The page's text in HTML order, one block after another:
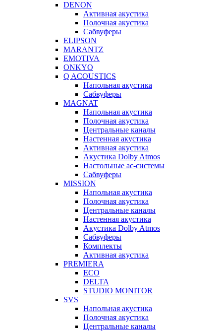
DENON
Активная акустика
Полочная акустика
Сабвуферы
ELIPSON
MARANTZ
EMOTIVA
ONKYO
Q ACOUSTICS
Напольная акустика
Сабвуферы
MAGNAT
Напольная акустика
Полочная акустика
Центральные каналы
Настенная акустика
Активная акустика
Акустика Dolby Atmos
Настольные ас-системы
Сабвуферы
MISSION
Напольная акустика
Полочная акустика
Центральные каналы
Настенная акустика
Акустика Dolby Atmos
Сабвуферы
Комплекты
Активная акустика
PREMIERA
ECO
DELTA
STUDIO MONITOR
SVS
Напольная акустика
Полочная акустика
Центральные каналы